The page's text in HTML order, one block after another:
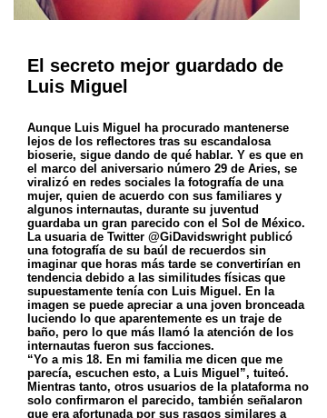
El secreto mejor guardado de
Luis Miguel
Aunque Luis Miguel ha procurado mantenerse
lejos de los reflectores tras su escandalosa
bioserie, sigue dando de qué hablar. Y es que en
el marco del aniversario número 29 de Aries, se
viralizó en redes sociales la fotografía de una
mujer, quien de acuerdo con sus familiares y
algunos internautas, durante su juventud
guardaba un gran parecido con el Sol de México.
La usuaria de Twitter @GiDavidswright publicó
una fotografía de su baúl de recuerdos sin
imaginar que horas más tarde se convertirían en
tendencia debido a las similitudes físicas que
supuestamente tenía con Luis Miguel. En la
imagen se puede apreciar a una joven bronceada
luciendo lo que aparentemente es un traje de
baño, pero lo que más llamó la atención de los
internautas fueron sus facciones.
“Yo a mis 18. En mi familia me dicen que me
parecía, escuchen esto, a Luis Miguel”, tuiteó.
Mientras tanto, otros usuarios de la plataforma no
solo confirmaron el parecido, también señalaron
que era afortunada por sus rasgos similares a